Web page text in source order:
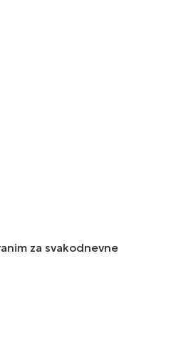
za svakodnevne